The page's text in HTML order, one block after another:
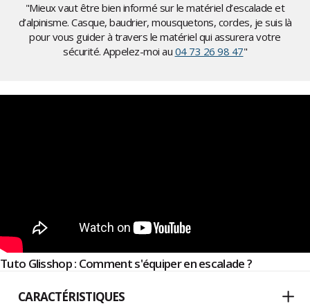
"Mieux vaut être bien informé sur le matériel d’escalade et
d’alpinisme. Casque, baudrier, mousquetons, cordes, je suis là
pour vous guider à travers le matériel qui assurera votre
sécurité. Appelez-moi au 04 73 26 98 47"
Tuto Glisshop : Comment s'équiper en escalade ?
CARACTÉRISTIQUES